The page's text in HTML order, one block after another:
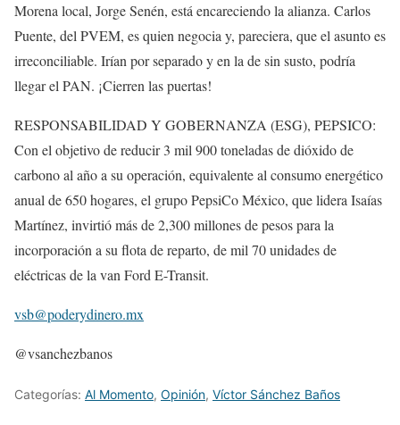
Morena local, Jorge Senén, está encareciendo la alianza. Carlos
Puente, del PVEM, es quien negocia y, pareciera, que el asunto es
irreconciliable. Irían por separado y en la de sin susto, podría
llegar el PAN. ¡Cierren las puertas!
RESPONSABILIDAD Y GOBERNANZA (ESG), PEPSICO:
Con el objetivo de reducir 3 mil 900 toneladas de dióxido de
carbono al año a su operación, equivalente al consumo energético
anual de 650 hogares, el grupo PepsiCo México, que lidera Isaías
Martínez, invirtió más de 2,300 millones de pesos para la
incorporación a su flota de reparto, de mil 70 unidades de
eléctricas de la van Ford E-Transit.
vsb@poderydinero.mx
@vsanchezbanos
Categorías: Al Momento, Opinión, Víctor Sánchez Baños